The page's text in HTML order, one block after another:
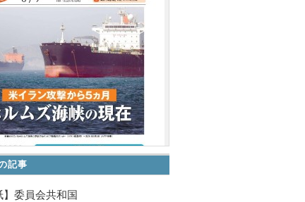
記事
】委員会共和国